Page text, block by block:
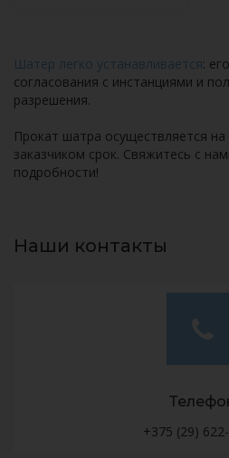
Шатер легко устанавливается:
согласования с инстанциями и
разрешения.
Прокат шатра осуществляется на
заказчиком срок. Свяжитесь с
подробности!
Наши контакты
+375 (29)